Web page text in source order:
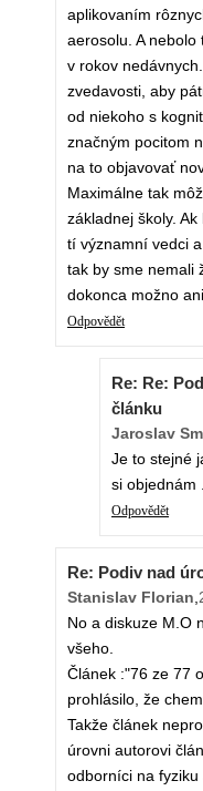
aplikovaním
aerosolu. A
v rokov
zvedavosti, aby
od niekoho s
značným pocitom
na to objavovať
Maximálne tak
základnej školy.
tí významní vedci
tak by sme nemali
dokonca možno
Odpovědět
Re: Re:
článku
Jaroslav
Je to stejné
si objednám .
Odpovědět
Re: Podiv nad
Stanislav Florian,
No a diskuze M.O
všeho.
Článek :"76 ze 77
prohlásilo, že
Takže článek
úrovni autorovi
odborníci na